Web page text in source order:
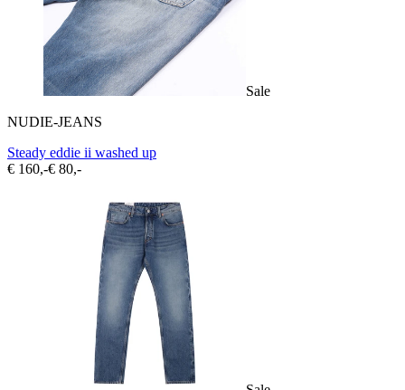
Sale
NUDIE-JEANS
Steady eddie ii washed up
€ 160,-€ 80,-